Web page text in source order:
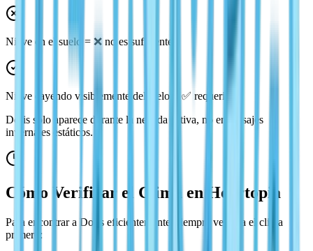
Nieve en el suelo = ❌ no es suficiente
Nieve cayendo visiblemente del cielo = ✅ requerido
Doris solo aparece durante la nevada activa, no en paisajes
invernales estáticos.
Cómo Verificar el Clima en Heartopia
Para encontrar a Doris eficientemente, siempre verifica el clima
primero: